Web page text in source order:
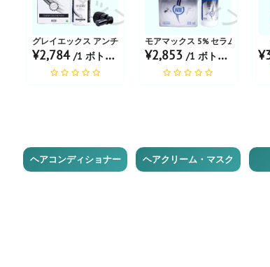
グレイエックス アンチグレーヘアアクションソリューション
¥2,784 /1 ボトル あたり
モアマックス 5% セラム
¥2,853/1 ボトル あたり
ヘアコンディショナー ヘアクリーム・マスク